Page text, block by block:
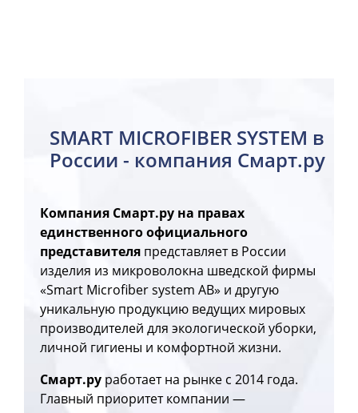
SMART MICROFIBER SYSTEM в
России - компания Смарт.ру
Компания Смарт.ру на правах
единственного официального
представителя представляет в России
изделия из микроволокна шведской фирмы
«Smart Microfiber system AB» и другую
уникальную продукцию ведущих мировых
производителей для экологической уборки,
личной гигиены и комфортной жизни.
Смарт.ру работает на рынке с 2014 года.
Главный приоритет компании —